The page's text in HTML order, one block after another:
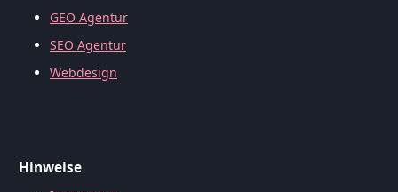
GEO Agentur
SEO Agentur
Webdesign
Hinweise